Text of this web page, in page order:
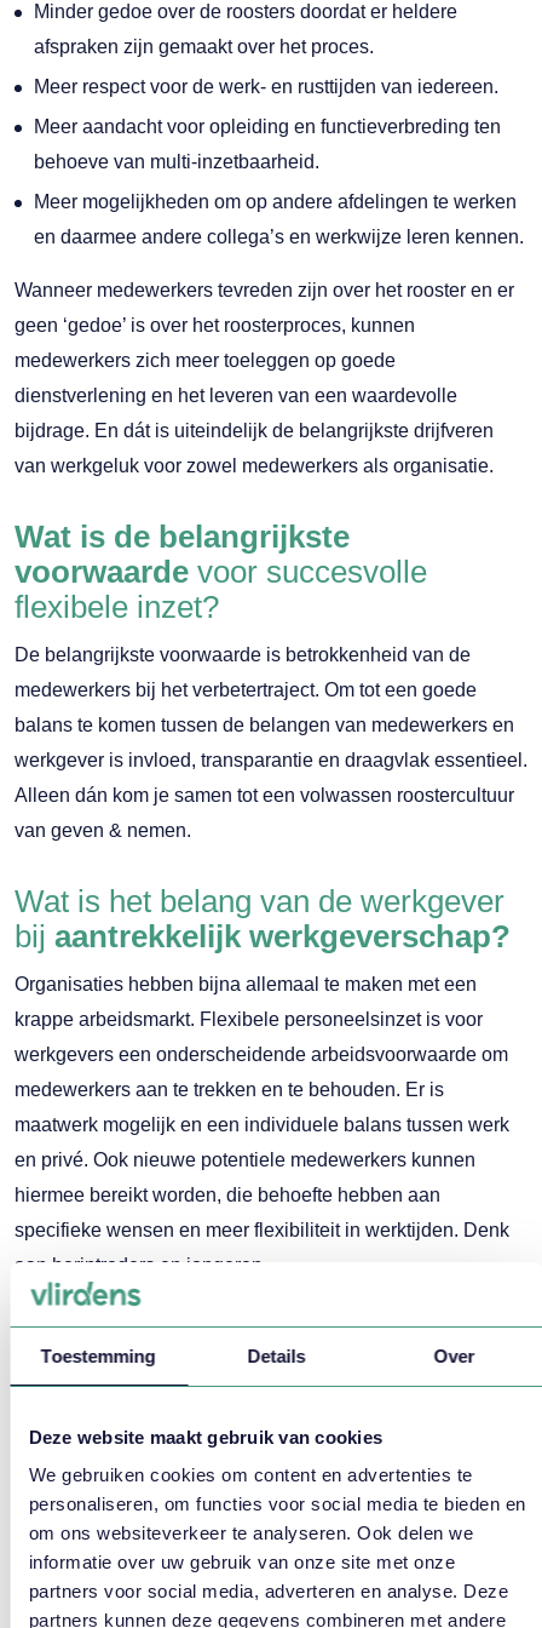
Toestemming Details Over
Deze website maakt gebruik van cookies
We gebruiken cookies om content en advertenties te
personaliseren, om functies voor social media te bieden en
om ons websiteverkeer te analyseren. Ook delen we
informatie over uw gebruik van onze site met onze
partners voor social media, adverteren en analyse. Deze
partners kunnen deze gegevens combineren met andere
Minder gedoe over de roosters doordat er heldere
afspraken zijn gemaakt over het proces.
Meer respect voor de werk- en rusttijden van iedereen.
Meer aandacht voor opleiding en functieverbreding ten
behoeve van multi-inzetbaarheid.
Meer mogelijkheden om op andere afdelingen te werken
en daarmee andere collega’s en werkwijze leren kennen.
Wanneer medewerkers tevreden zijn over het rooster en er
geen ‘gedoe’ is over het roosterproces, kunnen
medewerkers zich meer toeleggen op goede
dienstverlening en het leveren van een waardevolle
bijdrage. En dát is uiteindelijk de belangrijkste drijfveren
van werkgeluk voor zowel medewerkers als organisatie.
Wat is de belangrijkste
voorwaarde voor succesvolle
flexibele inzet?
De belangrijkste voorwaarde is betrokkenheid van de
medewerkers bij het verbetertraject. Om tot een goede
balans te komen tussen de belangen van medewerkers en
werkgever is invloed, transparantie en draagvlak essentieel.
Alleen dán kom je samen tot een volwassen roostercultuur
van geven & nemen.
Wat is het belang van de werkgever
bij aantrekkelijk werkgeverschap?
Organisaties hebben bijna allemaal te maken met een
krappe arbeidsmarkt. Flexibele personeelsinzet is voor
werkgevers een onderscheidende arbeidsvoorwaarde om
medewerkers aan te trekken en te behouden. Er is
maatwerk mogelijk en een individuele balans tussen werk
en privé. Ook nieuwe potentiele medewerkers kunnen
hiermee bereikt worden, die behoefte hebben aan
specifieke wensen en meer flexibiliteit in werktijden. Denk
aan herintreders en jongeren.
Meer overflexibiliteit
Wil je meer lezen over flexibiliteit, roostertevredenheid en
GerelateerdeArtikelen
Starten met zelfroosteren
Flexibele inzet van personeel